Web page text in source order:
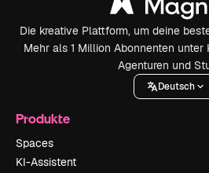
Die kreative Plattform, um deine
Mehr als 1 Million Abonnenten unter
Agenturen und
Deutsch
Produkte
Spaces
KI-Assistent